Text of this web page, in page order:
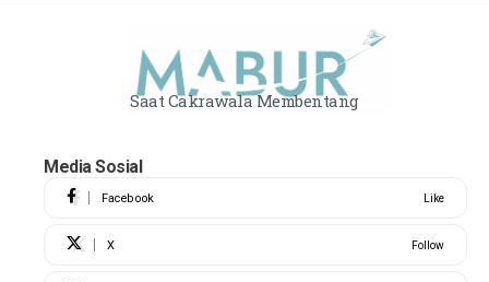
Saat Cakrawala Membentang
Media Sosial
Facebook Like
X Follow